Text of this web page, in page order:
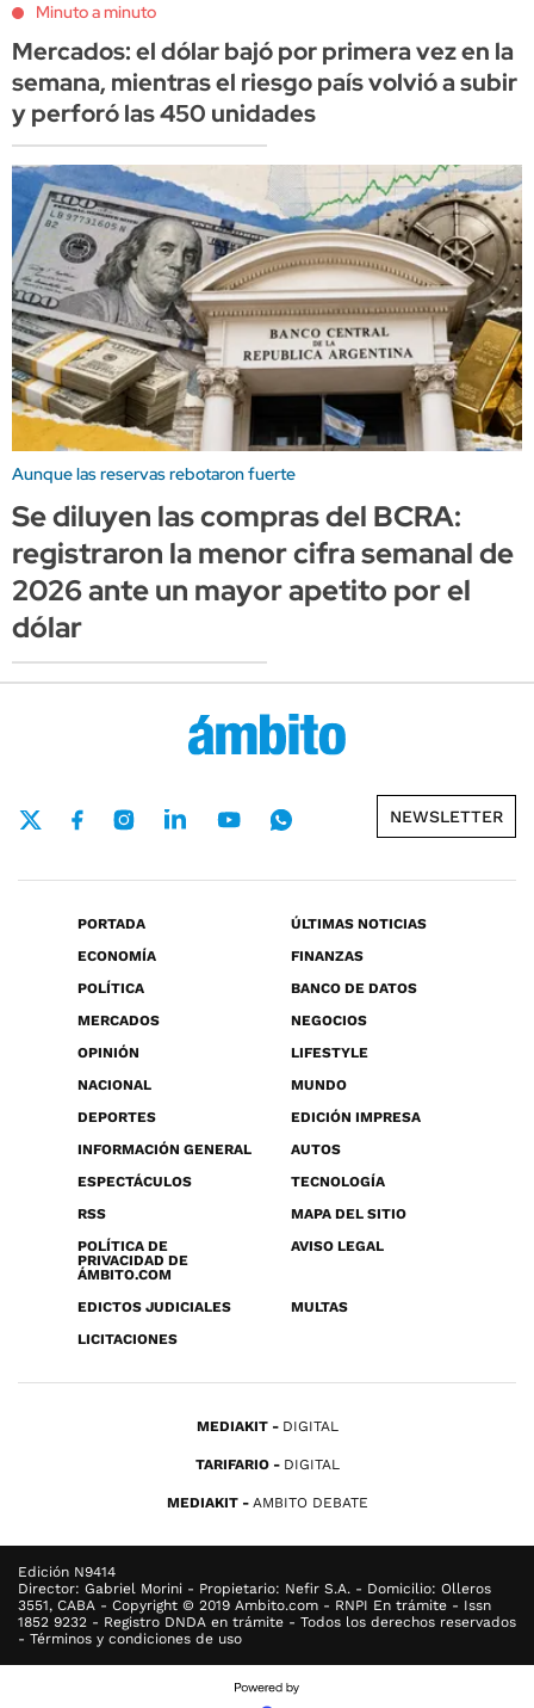
Minuto a minuto
Mercados: el dólar bajó por primera vez en la
semana, mientras el riesgo país volvió a subir
y perforó las 450 unidades
Aunque las reservas rebotaron fuerte
Se diluyen las compras del BCRA:
registraron la menor cifra semanal de
2026 ante un mayor apetito por el
dólar
NEWSLETTER
PORTADA
ÚLTIMAS NOTICIAS
ECONOMÍA
FINANZAS
POLÍTICA
BANCO DE DATOS
MERCADOS
NEGOCIOS
OPINIÓN
LIFESTYLE
NACIONAL
MUNDO
DEPORTES
EDICIÓN IMPRESA
INFORMACIÓN GENERAL
AUTOS
ESPECTÁCULOS
TECNOLOGÍA
RSS
MAPA DEL SITIO
POLÍTICA DE
PRIVACIDAD DE
ÁMBITO.COM
AVISO LEGAL
EDICTOS JUDICIALES
MULTAS
LICITACIONES
MEDIAKIT DIGITAL
TARIFARIO DIGITAL
MEDIAKIT AMBITO DEBATE
Edición N9414
Director: Gabriel Morini - Propietario: Nefir S.A. - Domicilio: Olleros
3551, CABA - Copyright © 2019 Ambito.com - RNPI En trámite - Issn
1852 9232 - Registro DNDA en trámite - Todos los derechos reservados
- Términos y condiciones de uso